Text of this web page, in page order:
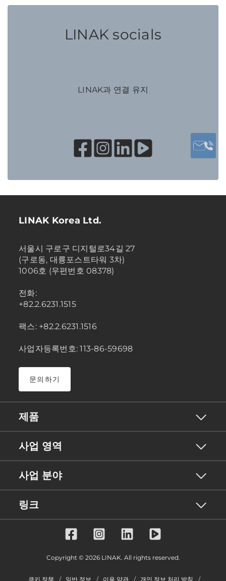
LINAK socials
LINAK과 연결 유지
LINAK Korea Ltd.
서울시 구로구 디지털로34길 27
(구로동, 대륭포스트타워 3차)
1006호 (우편번호 08378)
전화:
+82.2.6231.1515
팩스: +82.2.6231.1516
사업자등록번호: 113-86-59698
문의하기
제품
사업 영역
사업 분야
링크
Copyright © 2026 LINAK. All rights reserved.
쿠키 정책 일반 정보 이용 약관 개인 정보 처리 방침